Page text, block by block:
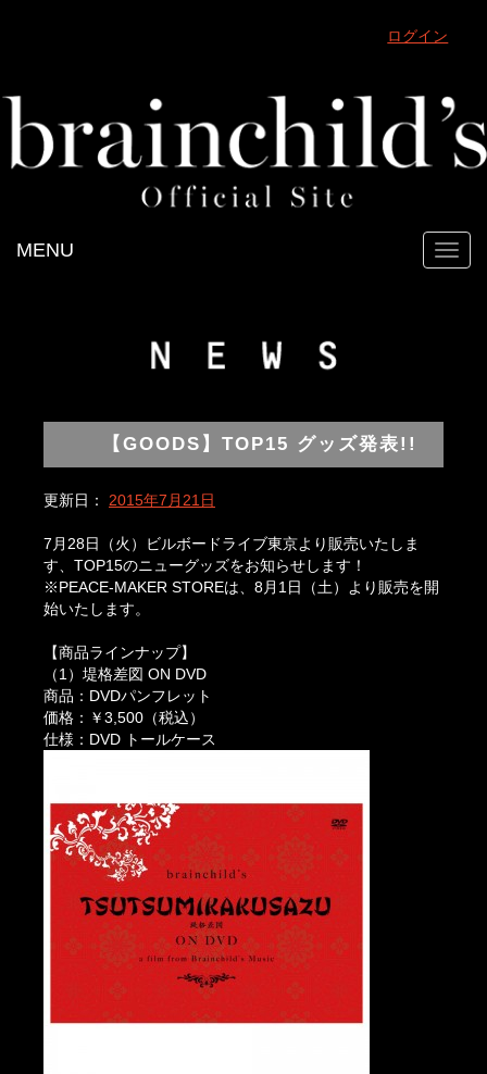
ログイン
MENU
【GOODS】TOP15 グッズ発表!!
更新日： 2015年7月21日
7月28日（火）ビルボードライブ東京より販売いたしま
す、TOP15のニューグッズをお知らせします！
※PEACE-MAKER STOREは、8月1日（土）より販売を開
始いたします。
【商品ラインナップ】
（1）堤格差図 ON DVD
商品：DVDパンフレット
価格：￥3,500（税込）
仕様：DVD トールケース